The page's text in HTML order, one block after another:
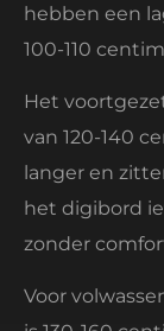
hebben een
100-110
Het
van 120-140
langer en
het digibord
zonder
Voor